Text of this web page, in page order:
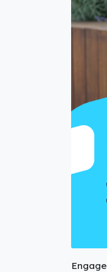
Engage